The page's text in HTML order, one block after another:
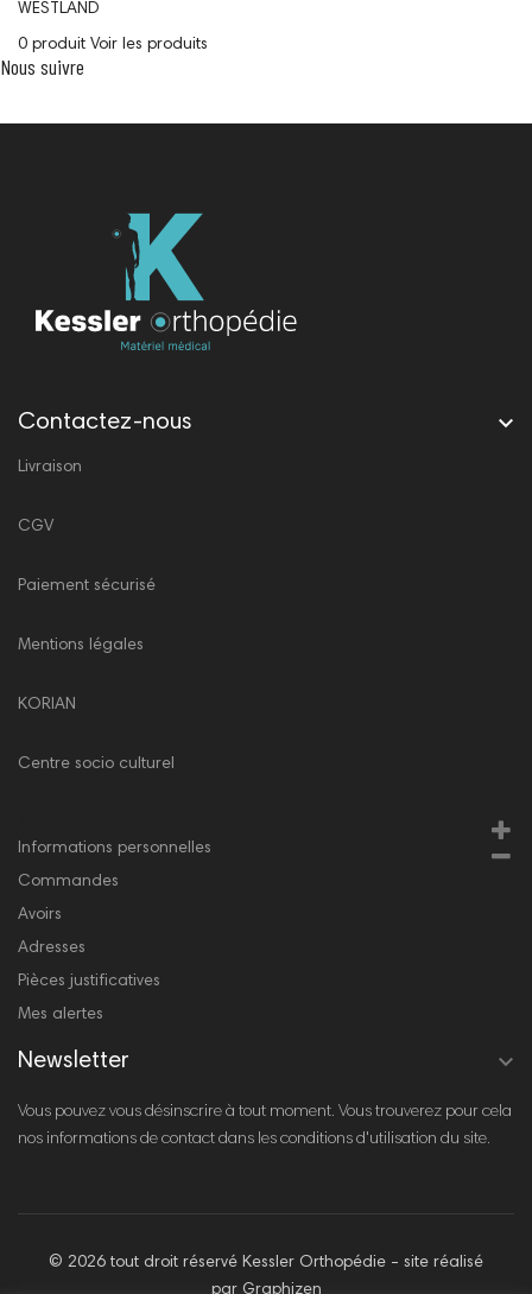
WESTLAND
0 produit Voir les produits
Nous suivre
Contactez-nous 
Livraison
CGV
Paiement sécurisé
Mentions légales
KORIAN
Centre socio culturel
Informations personnelles
Commandes
Avoirs
Adresses
Pièces justificatives
Mes alertes
Newsletter 
Vous pouvez vous désinscrire à tout moment. Vous trouverez pour cela
nos informations de contact dans les conditions d'utilisation du site.
© 2026 tout droit réservé Kessler Orthopédie - site réalisé